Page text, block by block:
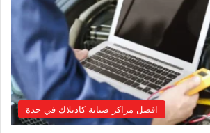
افضل مراكز صيانة كاديلاك في جدة